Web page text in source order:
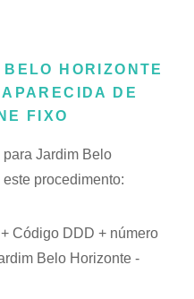
HORIZONTE
DE
FIXO
Jardim Belo
procedimento:
Código DDD + número
Belo Horizonte -